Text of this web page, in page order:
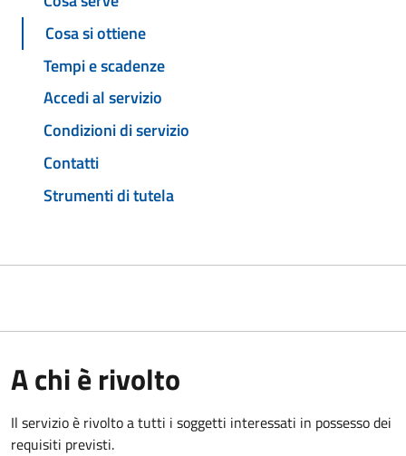
Cosa si ottiene
Tempi e scadenze
Accedi al servizio
Condizioni di servizio
Contatti
Strumenti di tutela
A chi è rivolto
Il servizio è rivolto a tutti i soggetti interessati in possesso dei
requisiti previsti.